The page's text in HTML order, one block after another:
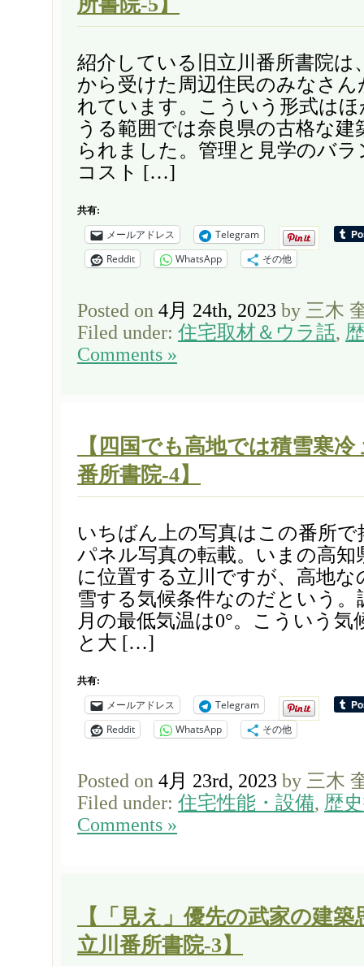
所書院-5】
紹介している旧立川番所書院は
から受けた周辺住民のみなさん
れています。こういう形式は
うる範囲では奈良県の古格な建
られました。管理と見学のバ
コスト […]
共有:
メールアドレス
Telegram
Reddit
WhatsApp その他
Posted on 4月 24th, 2023 by 三木
Filed under: 住宅取材＆ウラ話,
Comments »
【四国でも高地では積雪寒
番所書院-4】
いちばん上の写真はこの番所
パネル写真の転載。いまの高知
に位置する立川ですが、高地
雪する気候条件なのだという
月の最低気温は0°。こういう気
と大 […]
共有:
メールアドレス
Telegram
Reddit
WhatsApp その他
Posted on 4月 23rd, 2023 by 三木
Filed under: 住宅性能・設備, 歴
Comments »
【「見え」優先の武家の建
立川番所書院-3】